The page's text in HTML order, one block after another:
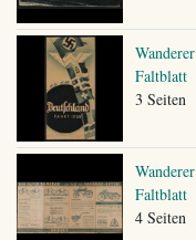
Wanderer
Faltblatt
3 Seiten
Wanderer
Faltblatt
4 Seiten